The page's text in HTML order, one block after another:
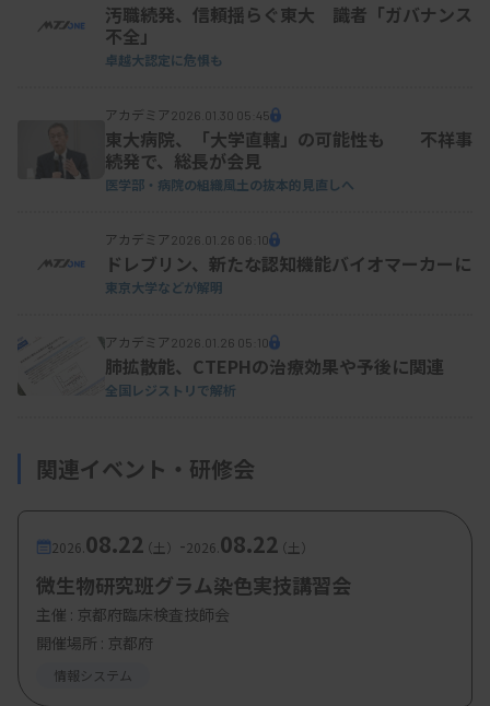
汚職続発、信頼揺らぐ東大 識者「ガバナンス
不全」
卓越大認定に危惧も
アカデミア 2026.01.30 05:45
東大病院、「大学直轄」の可能性も 不祥事
続発で、総長が会見
医学部・病院の組織風土の抜本的見直しへ
アカデミア 2026.01.26 06:10
ドレブリン、新たな認知機能バイオマーカーに
東京大学などが解明
アカデミア 2026.01.26 05:10
肺拡散能、CTEPHの治療効果や予後に関連
全国レジストリで解析
関連イベント・研修会
2026. 08.22（土） -2026. 08.22（土）
微生物研究班グラム染色実技講習会
主催 : 京都府臨床検査技師会
開催場所 : 京都府
情報システム